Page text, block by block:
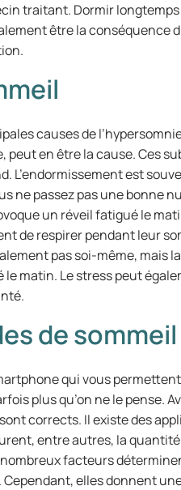
traitant. Dormir
être la conséquence
causes de
peut en être la cause. Ces
L’endormissement est
ne passez pas une bonne
un réveil fatigué le
de respirer pendant leur
pas soi-même, mais
le matin. Le stress peut
de sommeil
qui vous
plus qu’on ne le pense.
corrects. Il existe des
entre autres, la
facteurs
elles donnent